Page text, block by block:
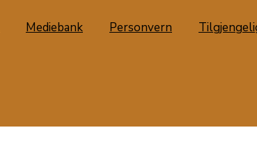
Mediebank Personvern